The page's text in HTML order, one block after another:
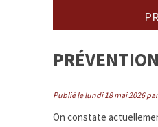
Publié le lundi 18 mai 2026
On constate